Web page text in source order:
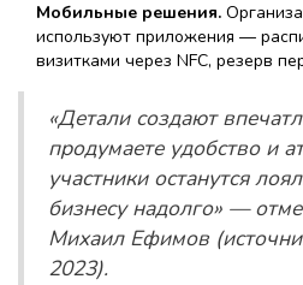
Мобильные решения.
используют приложения —
визитками через NFC, резерв
«Детали создают
продумаете удобство и
участники останутся
бизнесу надолго» —
Михаил Ефимов
2023).